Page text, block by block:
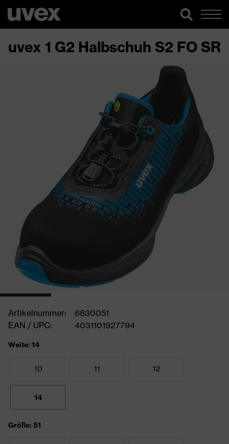
uvex 1 G2 Halbschuh S2 FO SR
Artikelnummer:
6830051
EAN / UPC:
4031101927794
Weite: 14
10 11 12
14
Größe: 51